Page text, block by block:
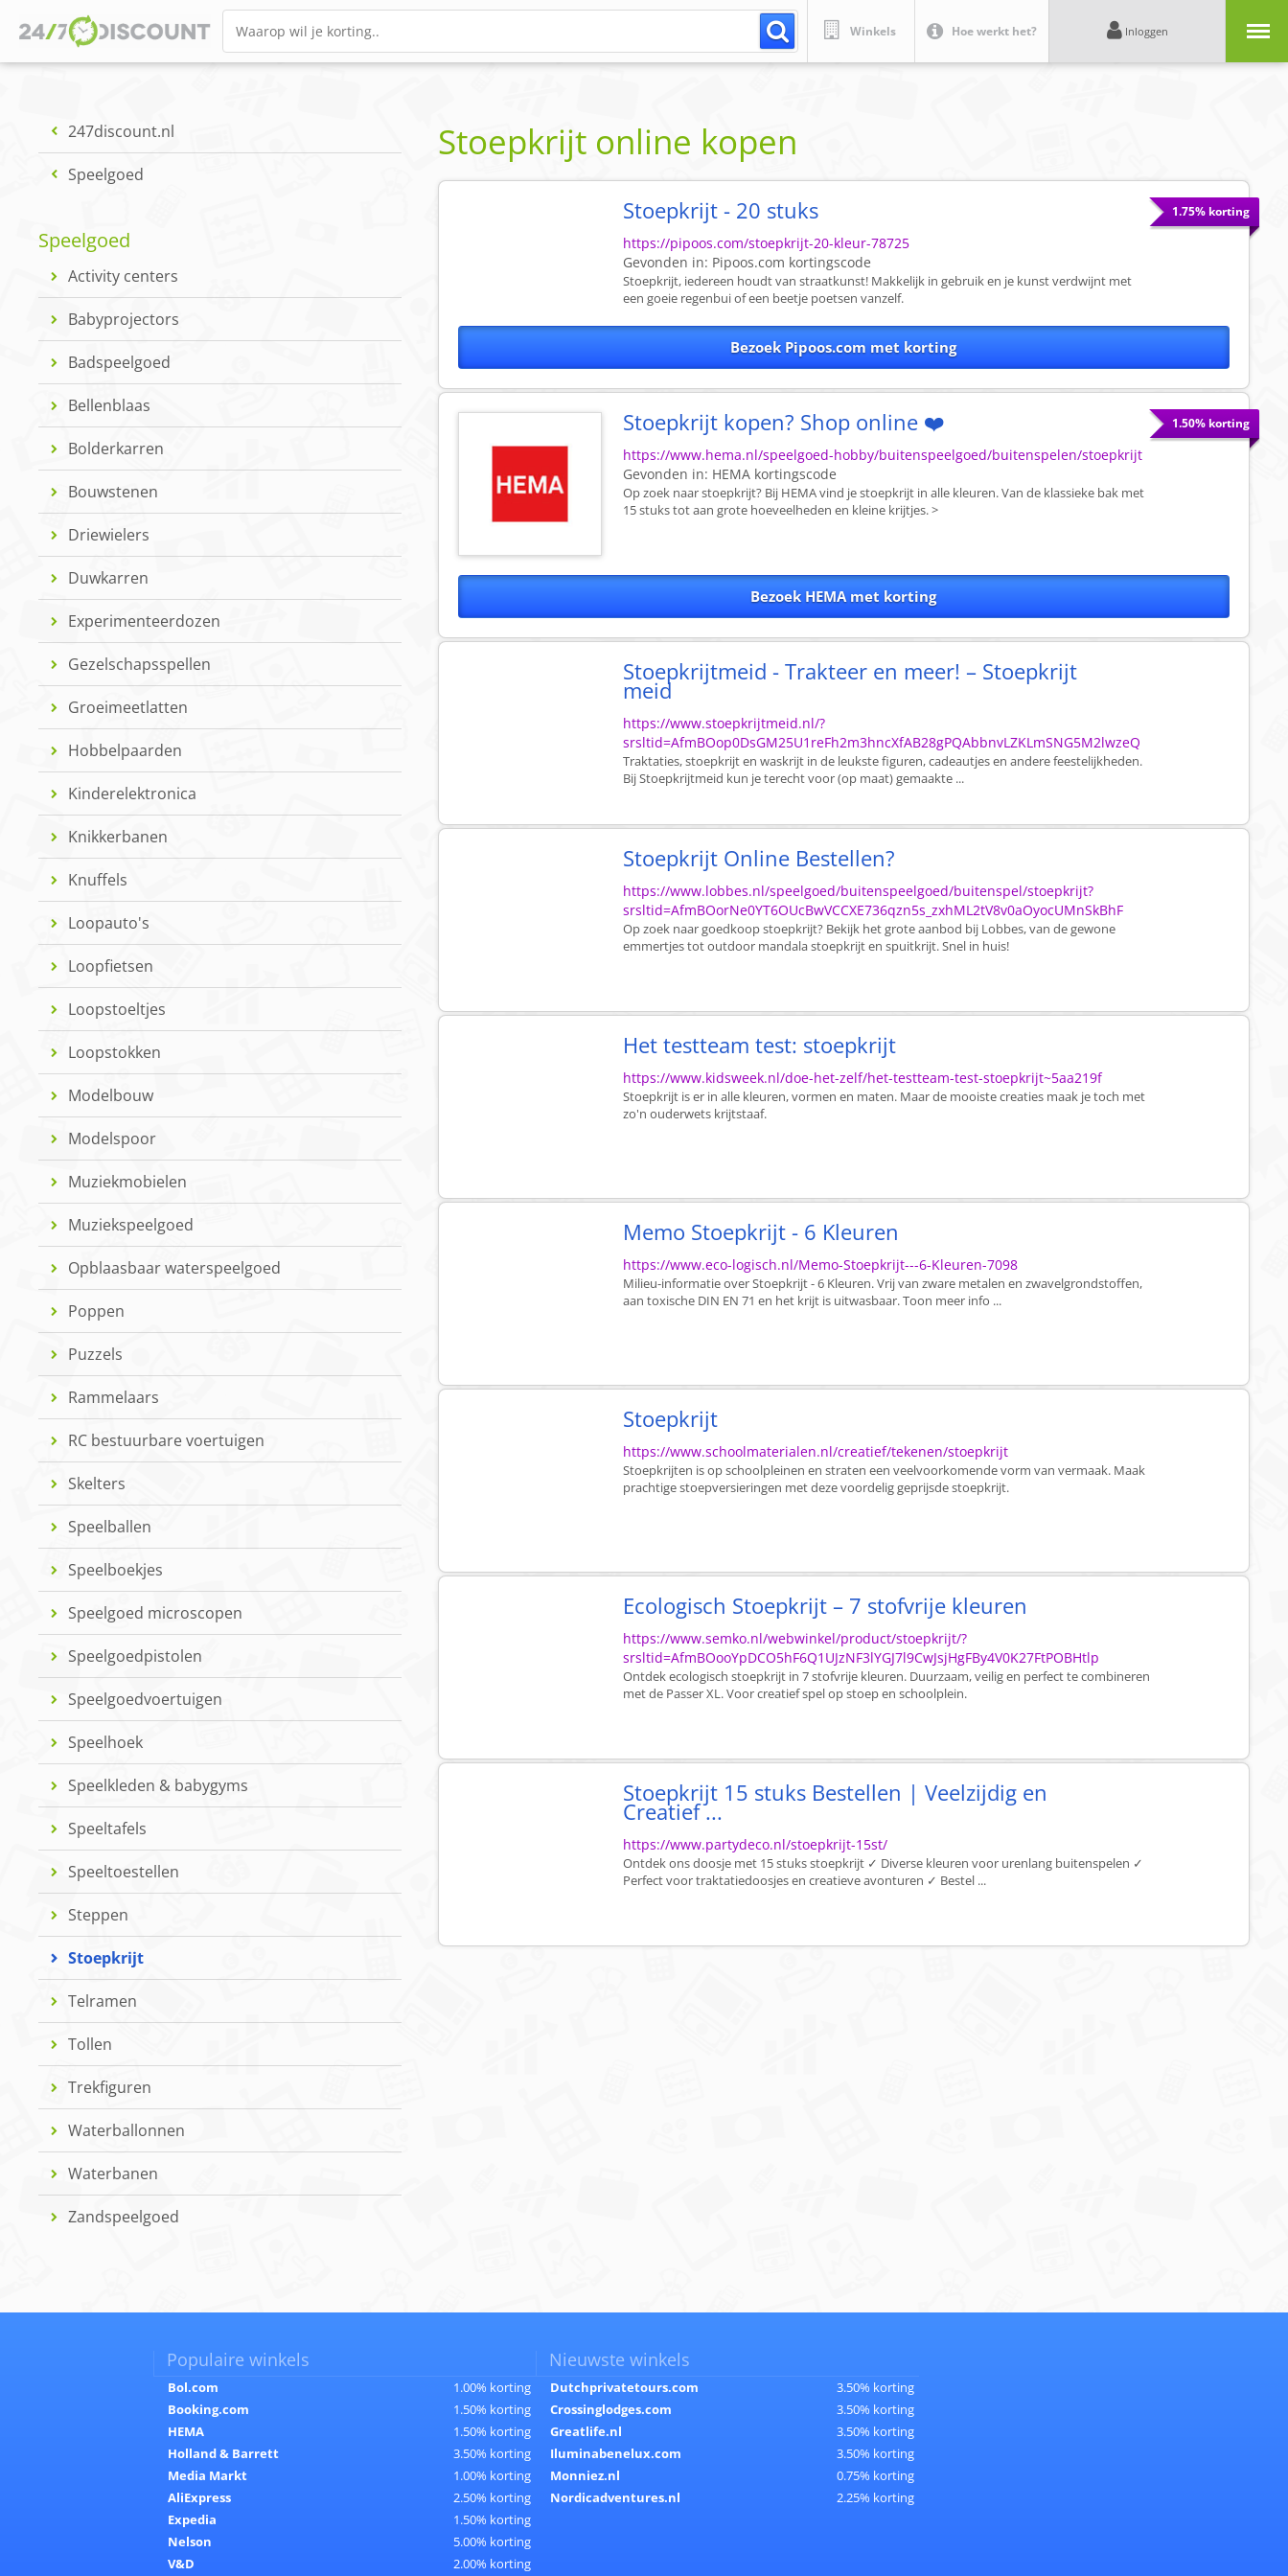
Winkels Hoe werkt het? Inloggen
247discount.nl
Speelgoed
Speelgoed
Activity centers
Babyprojectors
Badspeelgoed
Bellenblaas
Bolderkarren
Bouwstenen
Driewielers
Duwkarren
Experimenteerdozen
Gezelschapsspellen
Groeimeetlatten
Hobbelpaarden
Kinderelektronica
Knikkerbanen
Knuffels
Loopauto's
Loopfietsen
Loopstoeltjes
Loopstokken
Modelbouw
Modelspoor
Muziekmobielen
Muziekspeelgoed
Opblaasbaar waterspeelgoed
Poppen
Puzzels
Rammelaars
RC bestuurbare voertuigen
Skelters
Speelballen
Speelboekjes
Speelgoed microscopen
Speelgoedpistolen
Speelgoedvoertuigen
Speelhoek
Speelkleden & babygyms
Speeltafels
Speeltoestellen
Steppen
Stoepkrijt
Telramen
Tollen
Trekfiguren
Waterballonnen
Waterbanen
Zandspeelgoed
Stoepkrijt online kopen
1.75% korting
Stoepkrijt - 20 stuks
https://pipoos.com/stoepkrijt-20-kleur-78725
Gevonden in: Pipoos.com kortingscode
Stoepkrijt, iedereen houdt van straatkunst! Makkelijk in gebruik en je kunst verdwijnt met
een goeie regenbui of een beetje poetsen vanzelf.
Bezoek Pipoos.com met korting
1.50% korting
Stoepkrijt kopen? Shop online ❤️
https://www.hema.nl/speelgoed-hobby/buitenspeelgoed/buitenspelen/stoepkrijt
Gevonden in: HEMA kortingscode
Op zoek naar stoepkrijt? Bij HEMA vind je stoepkrijt in alle kleuren. Van de klassieke bak met
15 stuks tot aan grote hoeveelheden en kleine krijtjes. >
Bezoek HEMA met korting
Stoepkrijtmeid - Trakteer en meer! – Stoepkrijt
meid
https://www.stoepkrijtmeid.nl/?
srsltid=AfmBOop0DsGM25U1reFh2m3hncXfAB28gPQAbbnvLZKLmSNG5M2lwzeQ
Traktaties, stoepkrijt en waskrijt in de leukste figuren, cadeautjes en andere feestelijkheden.
Bij Stoepkrijtmeid kun je terecht voor (op maat) gemaakte ...
Stoepkrijt Online Bestellen?
https://www.lobbes.nl/speelgoed/buitenspeelgoed/buitenspel/stoepkrijt?
srsltid=AfmBOorNe0YT6OUcBwVCCXE736qzn5s_zxhML2tV8v0aOyocUMnSkBhF
Op zoek naar goedkoop stoepkrijt? Bekijk het grote aanbod bij Lobbes, van de gewone
emmertjes tot outdoor mandala stoepkrijt en spuitkrijt. Snel in huis!
Het testteam test: stoepkrijt
https://www.kidsweek.nl/doe-het-zelf/het-testteam-test-stoepkrijt~5aa219f
Stoepkrijt is er in alle kleuren, vormen en maten. Maar de mooiste creaties maak je toch met
zo'n ouderwets krijtstaaf.
Memo Stoepkrijt - 6 Kleuren
https://www.eco-logisch.nl/Memo-Stoepkrijt---6-Kleuren-7098
Milieu-informatie over Stoepkrijt - 6 Kleuren. Vrij van zware metalen en zwavelgrondstoffen,
aan toxische DIN EN 71 en het krijt is uitwasbaar. Toon meer info ...
Stoepkrijt
https://www.schoolmaterialen.nl/creatief/tekenen/stoepkrijt
Stoepkrijten is op schoolpleinen en straten een veelvoorkomende vorm van vermaak. Maak
prachtige stoepversieringen met deze voordelig geprijsde stoepkrijt.
Ecologisch Stoepkrijt – 7 stofvrije kleuren
https://www.semko.nl/webwinkel/product/stoepkrijt/?
srsltid=AfmBOooYpDCO5hF6Q1UJzNF3lYGJ7l9CwJsjHgFBy4V0K27FtPOBHtlp
Ontdek ecologisch stoepkrijt in 7 stofvrije kleuren. Duurzaam, veilig en perfect te combineren
met de Passer XL. Voor creatief spel op stoep en schoolplein.
Stoepkrijt 15 stuks Bestellen | Veelzijdig en
Creatief ...
https://www.partydeco.nl/stoepkrijt-15st/
Ontdek ons doosje met 15 stuks stoepkrijt ✓ Diverse kleuren voor urenlang buitenspelen ✓
Perfect voor traktatiedoosjes en creatieve avonturen ✓ Bestel ...
Populaire winkels
Bol.com
1.00% korting
Booking.com
1.50% korting
HEMA
1.50% korting
Holland & Barrett
3.50% korting
Media Markt
1.00% korting
AliExpress
2.50% korting
Expedia
1.50% korting
Nelson
5.00% korting
V&D
2.00% korting
Nieuwste winkels
Dutchprivatetours.com
3.50% korting
Crossinglodges.com
3.50% korting
Greatlife.nl
3.50% korting
Iluminabenelux.com
3.50% korting
Monniez.nl
0.75% korting
Nordicadventures.nl
2.25% korting